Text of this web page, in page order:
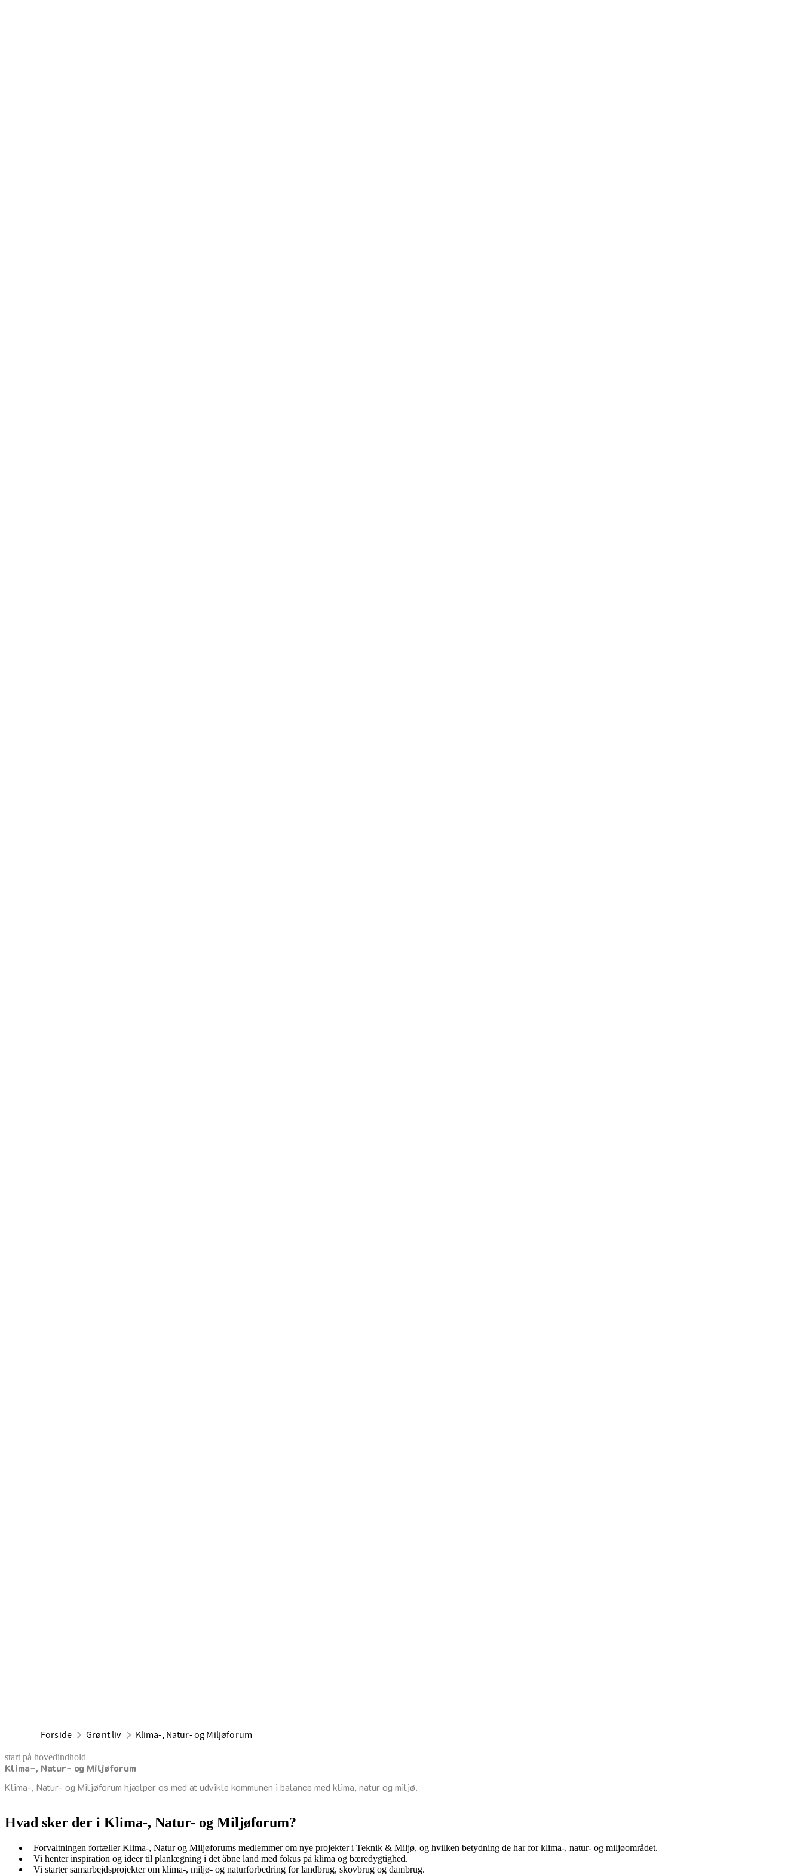
Forside Grønt liv Klima-, Natur- og Miljøforum
start på hovedindhold
Klima-, Natur- og Miljøforum
Klima-, Natur- og Miljøforum hjælper os med at udvikle kommunen i balance med klima, natur og miljø.
senest opdateret 21. oktober 2025
Hvad sker der i Klima-, Natur- og Miljøforum?
Forvaltningen fortæller Klima-, Natur og Miljøforums medlemmer om nye projekter i Teknik & Miljø, og hvilken betydning de har for klima-, natur- og miljøområdet.
Vi henter inspiration og ideer til planlægning i det åbne land med fokus på klima og bæredygtighed.
Vi starter samarbejdsprojekter om klima-, miljø- og naturforbedring for landbrug, skovbrug og dambrug.